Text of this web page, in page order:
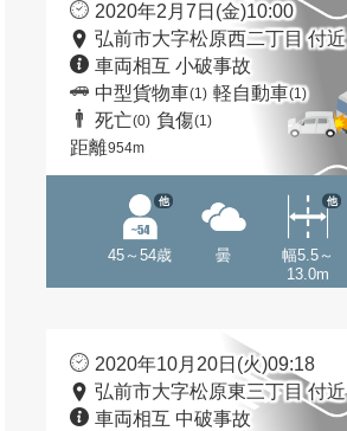
2020年2月7日(金)10:00
弘前市大字松原西二丁目 付近
車両相互 小破事故
中型貨物車(1) 軽自動車(1)
死亡(0) 負傷(1)
距離954m
45～54歳
他
曇
幅5.5～
13.0m
他
2020年10月20日(火)09:18
弘前市大字松原東三丁目 付近
車両相互 中破事故